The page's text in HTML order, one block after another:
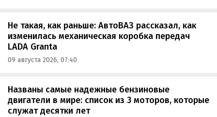
Не такая, как раньше: АвтоВАЗ рассказал, как
изменилась механическая коробка передач
LADA Granta
09 августа 2026, 07:40
Названы самые надежные бензиновые
двигатели в мире: список из 3 моторов, которые
служат десятки лет